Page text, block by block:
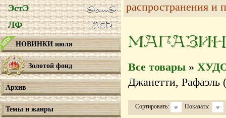
ЭстЭ
ЛФ
НОВИНКИ июля
Золотой фонд
Архив
Темы и жанры
распространения и
МАГАЗИН
Все товары »
Джанетти, Рафаэль
Сортировать: Показать: